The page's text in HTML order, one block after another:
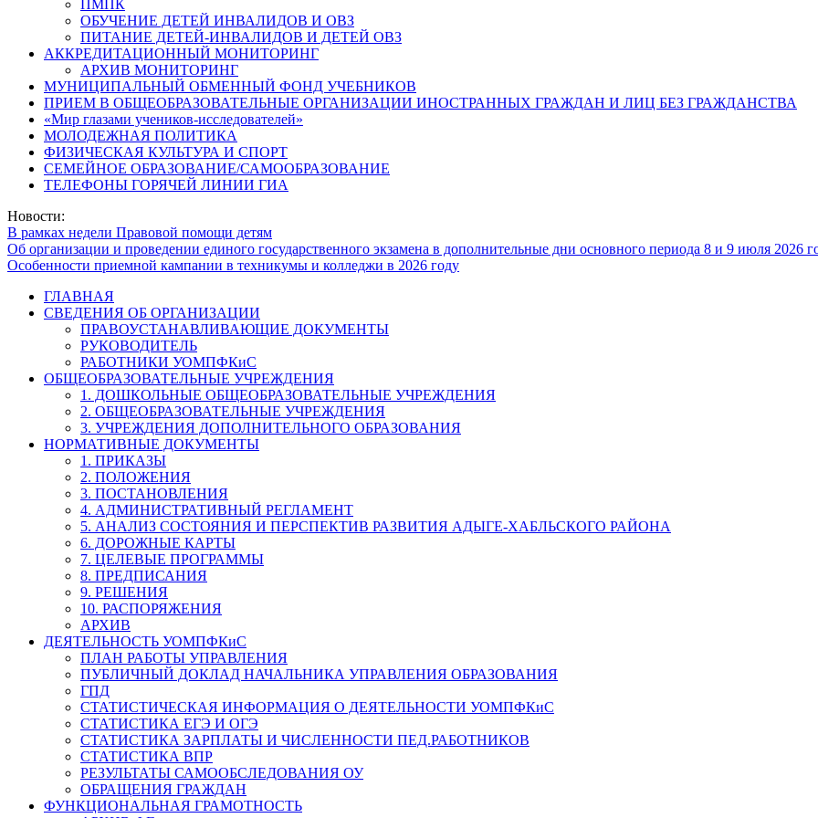
ПМПК
ОБУЧЕНИЕ ДЕТЕЙ ИНВАЛИДОВ И ОВЗ
ПИТАНИЕ ДЕТЕЙ-ИНВАЛИДОВ И ДЕТЕЙ ОВЗ
АККРЕДИТАЦИОННЫЙ МОНИТОРИНГ
АРХИВ МОНИТОРИНГ
МУНИЦИПАЛЬНЫЙ ОБМЕННЫЙ ФОНД УЧЕБНИКОВ
ПРИЕМ В ОБЩЕОБРАЗОВАТЕЛЬНЫЕ ОРГАНИЗАЦИИ ИНОСТРАННЫХ ГРАЖДАН И ЛИЦ БЕЗ ГРАЖДАНСТВА
«Мир глазами учеников-исследователей»
МОЛОДЕЖНАЯ ПОЛИТИКА
ФИЗИЧЕСКАЯ КУЛЬТУРА И СПОРТ
СЕМЕЙНОЕ ОБРАЗОВАНИЕ/САМООБРАЗОВАНИЕ
ТЕЛЕФОНЫ ГОРЯЧЕЙ ЛИНИИ ГИА
Новости:
В рамках недели Правовой помощи детям
Об организации и проведении единого государственного экзамена в дополнительные дни основного периода 8 и 9 июля 2026
Особенности приемной кампании в техникумы и колледжи в 2026 году
ГЛАВНАЯ
СВЕДЕНИЯ ОБ ОРГАНИЗАЦИИ
ПРАВОУСТАНАВЛИВАЮЩИЕ ДОКУМЕНТЫ
РУКОВОДИТЕЛЬ
РАБОТНИКИ УОМПФКиС
ОБЩЕОБРАЗОВАТЕЛЬНЫЕ УЧРЕЖДЕНИЯ
1. ДОШКОЛЬНЫЕ ОБЩЕОБРАЗОВАТЕЛЬНЫЕ УЧРЕЖДЕНИЯ
2. ОБЩЕОБРАЗОВАТЕЛЬНЫЕ УЧРЕЖДЕНИЯ
3. УЧРЕЖДЕНИЯ ДОПОЛНИТЕЛЬНОГО ОБРАЗОВАНИЯ
НОРМАТИВНЫЕ ДОКУМЕНТЫ
1. ПРИКАЗЫ
2. ПОЛОЖЕНИЯ
3. ПОСТАНОВЛЕНИЯ
4. АДМИНИСТРАТИВНЫЙ РЕГЛАМЕНТ
5. АНАЛИЗ СОСТОЯНИЯ И ПЕРСПЕКТИВ РАЗВИТИЯ АДЫГЕ-ХАБЛЬСКОГО РАЙОНА
6. ДОРОЖНЫЕ КАРТЫ
7. ЦЕЛЕВЫЕ ПРОГРАММЫ
8. ПРЕДПИСАНИЯ
9. РЕШЕНИЯ
10. РАСПОРЯЖЕНИЯ
АРХИВ
ДЕЯТЕЛЬНОСТЬ УОМПФКиС
ПЛАН РАБОТЫ УПРАВЛЕНИЯ
ПУБЛИЧНЫЙ ДОКЛАД НАЧАЛЬНИКА УПРАВЛЕНИЯ ОБРАЗОВАНИЯ
ГПД
СТАТИСТИЧЕСКАЯ ИНФОРМАЦИЯ О ДЕЯТЕЛЬНОСТИ УОМПФКиС
СТАТИСТИКА ЕГЭ И ОГЭ
СТАТИСТИКА ЗАРПЛАТЫ И ЧИСЛЕННОСТИ ПЕД.РАБОТНИКОВ
СТАТИСТИКА ВПР
РЕЗУЛЬТАТЫ САМООБСЛЕДОВАНИЯ ОУ
ОБРАЩЕНИЯ ГРАЖДАН
ФУНКЦИОНАЛЬНАЯ ГРАМОТНОСТЬ